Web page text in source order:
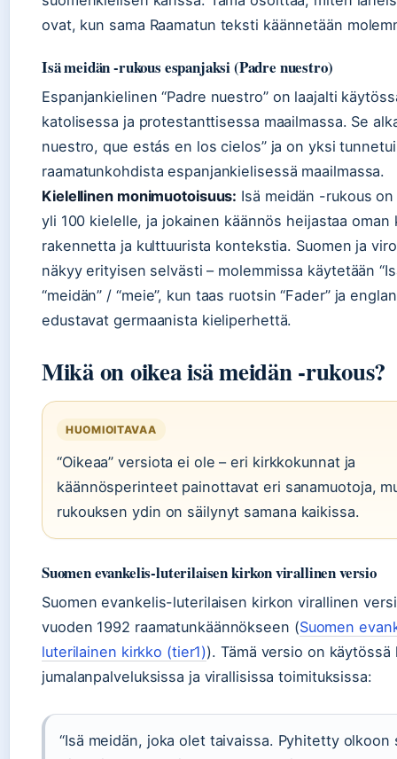
ovat, kun sama Raamatun teksti käännetään
Isä meidän -rukous espanjaksi (Padre nuestro)
Espanjankielinen “Padre nuestro” on laajalti
katolisessa ja protestanttisessa maailmassa. Se
nuestro, que estás en los cielos” ja on yksi
raamatunkohdista espanjankielisessä maailmassa.
Kielellinen monimuotoisuus: Isä meidän -rukous
yli 100 kielelle, ja jokainen käännös heijastaa oman
rakennetta ja kulttuurista kontekstia. Suomen ja
näkyy erityisen selvästi – molemmissa käytetään
“meidän” / “meie”, kun taas ruotsin “Fader” ja
edustavat germaanista kieliperhettä.
Mikä on oikea isä meidän -rukous?
HUOMIOITAVAA
“Oikeaa” versiota ei ole – eri kirkkokunnat ja
käännösperinteet painottavat eri sanamuotoja,
rukouksen ydin on säilynyt samana kaikissa.
Suomen evankelis-luterilaisen kirkon virallinen versio
Suomen evankelis-luterilaisen kirkon virallinen
vuoden 1992 raamatunkäännökseen (Suomen
luterilainen kirkko (tier1)). Tämä versio on käytössä
jumalanpalveluksissa ja virallisissa toimituksissa:
“Isä meidän, joka olet taivaissa. Pyhitetty olkoon